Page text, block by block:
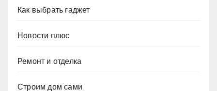
Как выбрать гаджет
Новости плюс
Ремонт и отделка
Строим дом сами